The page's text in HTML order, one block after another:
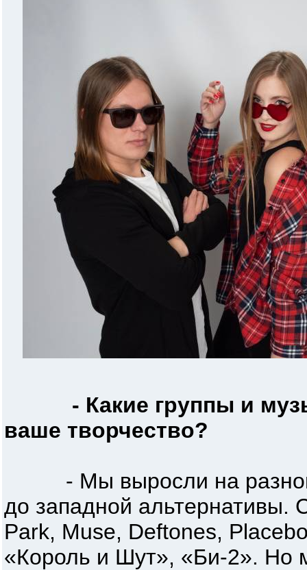
- Какие группы и
ваше творчество?
- Мы выросли на разной
до западной
Park, Muse, Deftones,
«Король и Шут», «Би-2». Но